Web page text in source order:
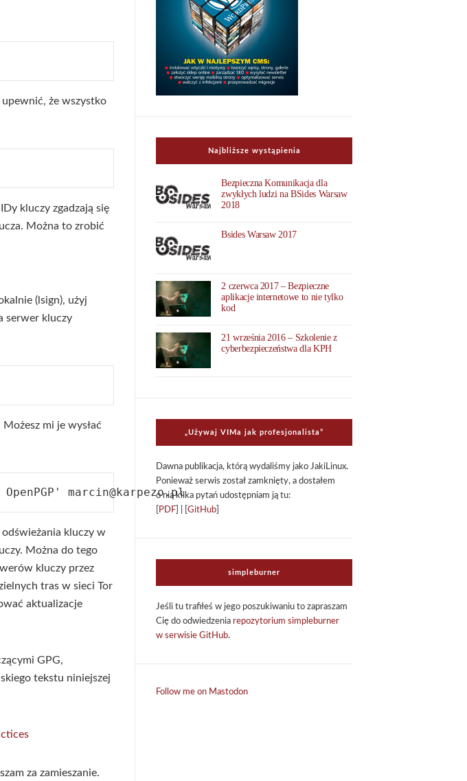
upewnić, że wszystko
kluczy zgadzają się
Można to zrobić
(lsign), użyj
serwer kluczy
mi je wysłać
kluczy w
Można do tego
kluczy przez
tras w sieci Tor
aktualizacje
GPG,
tekstu niniejszej
za zamieszanie.
Najbliższe wystąpienia
Bezpieczna Komunikacja dla
zwykłych ludzi na BSides Warsaw
2018
Bsides Warsaw 2017
2 czerwca 2017 – Bezpieczne
aplikacje internetowe to nie tylko
kod
21 września 2016 – Szkolenie z
cyberbezpieczeństwa dla KPH
„Uży­waj VIMa jak pro­fe­sjo­na­li­sta”
Dawna publi­ka­cja, którą wyda­li­śmy jako Jaki­Li­nux.
Ponie­waż ser­wis został zamknięty, a dosta­łem
o nią kilka pytań udo­stęp­niam ją tu:
PDF ] | [GitHub
sim­ple­bur­ner
Jeśli tu tra­fi­łeś w jego poszu­ki­wa­niu to zapra­szam
Cię do odwie­dze­nia repo­zy­to­rium sim­ple­bur­ner
w ser­wi­sie GitHub.
Follow me on Mastodon